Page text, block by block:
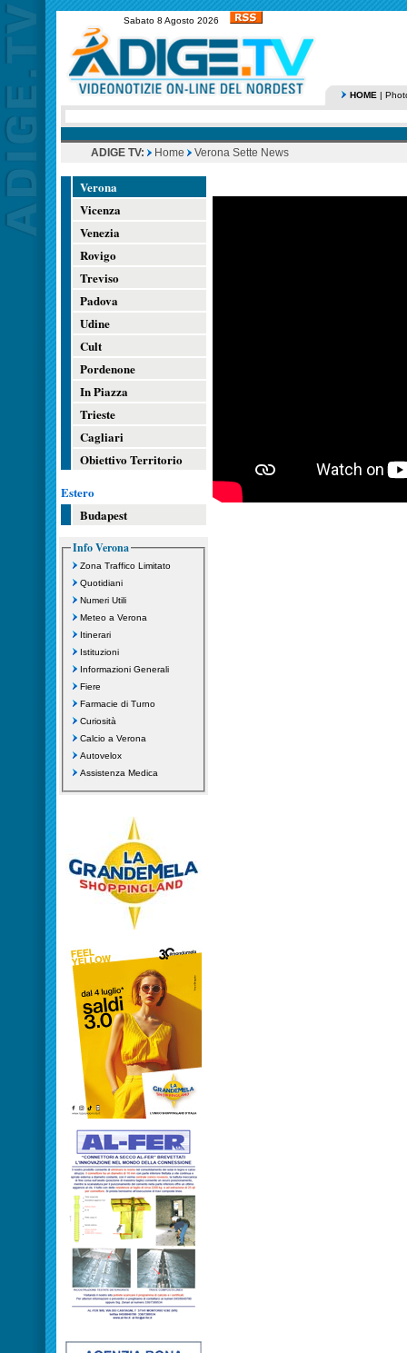
Sabato 8 Agosto 2026
HOME |
ADIGE TV: Home Verona Sette News
Verona
Vicenza
Venezia
Rovigo
Treviso
Padova
Udine
Cult
Pordenone
In Piazza
Trieste
Cagliari
Obiettivo Territorio
Estero
Budapest
Info Verona
Zona Traffico Limitato
Quotidiani
Numeri Utili
Meteo a Verona
Itinerari
Istituzioni
Informazioni Generali
Fiere
Farmacie di Turno
Curiosità
Calcio a Verona
Autovelox
Assistenza Medica